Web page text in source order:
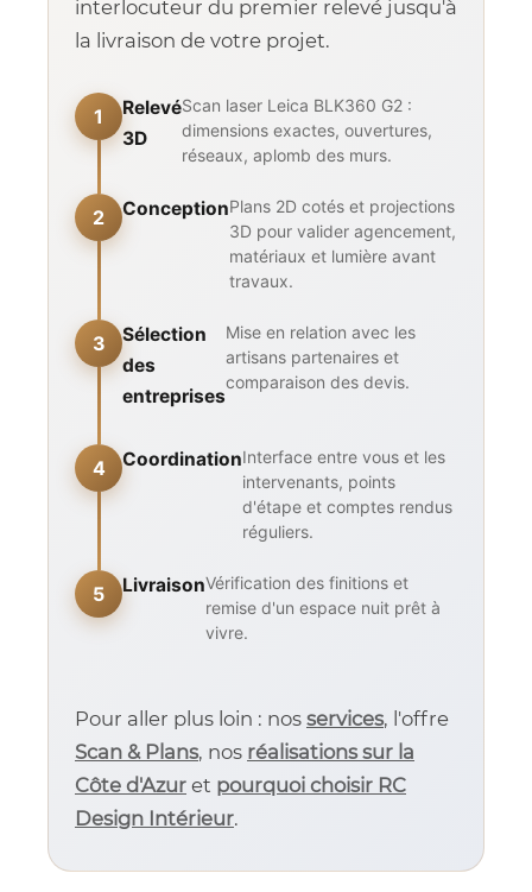
interlocuteur du premier relevé jusqu'à
la livraison de votre projet.
1
Relevé
3D
Scan laser Leica BLK360 G2 :
dimensions exactes, ouvertures,
réseaux, aplomb des murs.
2 ConceptionPlans 2D cotés et projections
3D pour valider agencement,
matériaux et lumière avant
travaux.
3
Sélection
des
entreprises
Mise en relation avec les
artisans partenaires et
comparaison des devis.
4 CoordinationInterface entre vous et les
intervenants, points
d'étape et comptes rendus
réguliers.
5 LivraisonVérification des finitions et
remise d'un espace nuit prêt à
vivre.
Pour aller plus loin : nos services, l'offre
Scan & Plans, nos réalisations sur la
Côte d'Azur et pourquoi choisir RC
Design Intérieur.